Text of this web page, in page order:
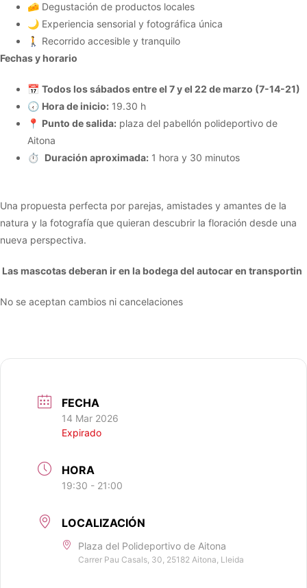
🧀 Degustación de productos locales
🌙 Experiencia sensorial y fotográfica única
🚶 Recorrido accesible y tranquilo
Fechas y horario
📅 Todos los sábados entre el 7 y el 22 de marzo (7-14-21)
🕢 Hora de inicio: 19.30 h
📍 Punto de salida: plaza del pabellón polideportivo de
Aitona
⏱️ Duración aproximada: 1 hora y 30 minutos
Una propuesta perfecta por parejas, amistades y amantes de la
natura y la fotografía que quieran descubrir la floración desde una
nueva perspectiva.
Las mascotas deberan ir en la bodega del autocar en transportin
No se aceptan cambios ni cancelaciones
FECHA
14 Mar 2026
Expirado
HORA
19:30 - 21:00
LOCALIZACIÓN
Plaza del Polideportivo de Aitona
Carrer Pau Casals, 30, 25182 Aitona, Lleida